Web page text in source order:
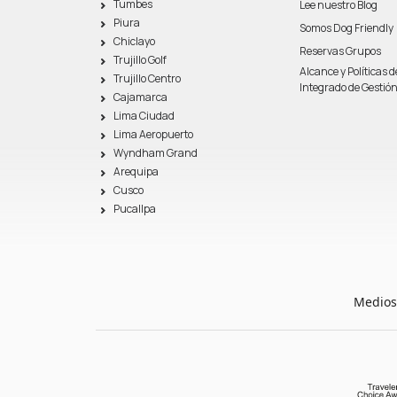
Tumbes
Piura
Chiclayo
Trujillo Golf
Trujillo Centro
Cajamarca
Lima Ciudad
Lima Aeropuerto
Wyndham Grand
Arequipa
Cusco
Pucallpa
Lee nuestro Blog
Somos Dog Friendly
Reservas Grupos
Alcance y Políticas
Integrado de Gestión